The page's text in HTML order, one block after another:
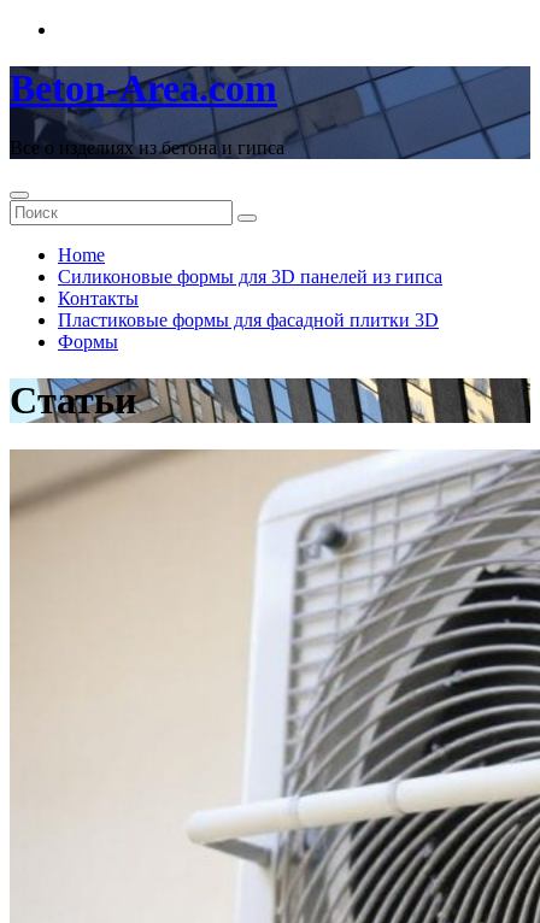
Перейти
содержимому
Beton-Area.com
Все о изделиях из бетона и гипса
Home
Cиликоновые формы для 3D панелей из гипса
Контакты
Пластиковые формы для фасадной плитки 3D
Формы
Статьи